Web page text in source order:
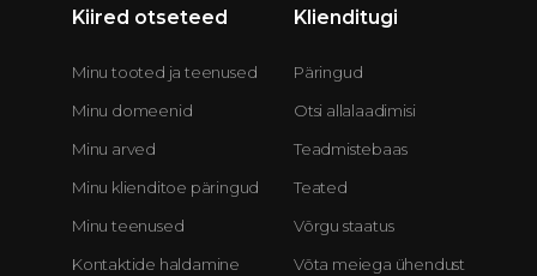
Kiired otseteed
Minu tooted ja teenused
Minu domeenid
Minu arved
Minu klienditoe päringud
Minu teenused
Kontaktide haldamine
Klienditugi
Päringud
Otsi allalaadimisi
Teadmistebaas
Teated
Võrgu staatus
Võta meiega ühendust